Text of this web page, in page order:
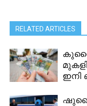
RELATED ARTICLES
ഇനി